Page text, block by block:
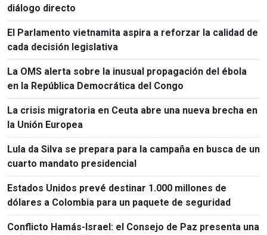
diálogo directo
El Parlamento vietnamita aspira a reforzar la calidad de
cada decisión legislativa
La OMS alerta sobre la inusual propagación del ébola
en la República Democrática del Congo
La crisis migratoria en Ceuta abre una nueva brecha en
la Unión Europea
Lula da Silva se prepara para la campaña en busca de un
cuarto mandato presidencial
Estados Unidos prevé destinar 1.000 millones de
dólares a Colombia para un paquete de seguridad
Conflicto Hamás-Israel: el Consejo de Paz presenta una